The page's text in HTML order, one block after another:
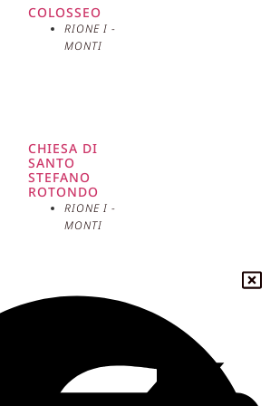
COLOSSEO
RIONE I -
MONTI
CHIESA DI
SANTO
STEFANO
ROTONDO
RIONE I -
MONTI